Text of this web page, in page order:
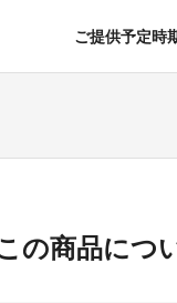
ご提供予定時
の商品につ